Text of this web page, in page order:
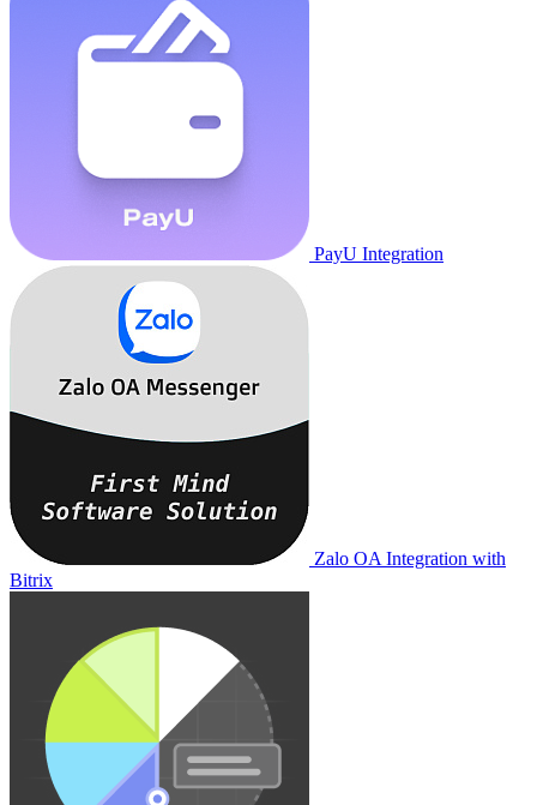
PayU Integration
Zalo OA Integration with
Bitrix